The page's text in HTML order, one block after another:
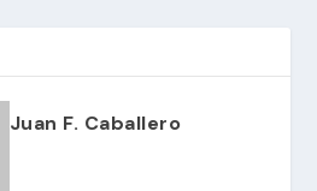
Juan F. Caballero